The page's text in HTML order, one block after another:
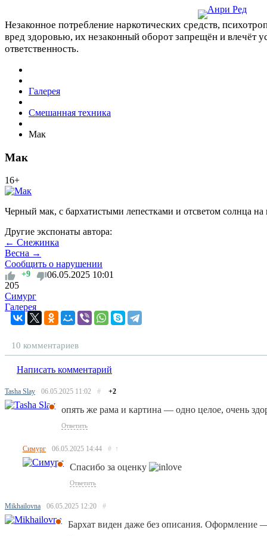
Незаконное потребление наркотических средств,
вред здоровью, их незаконный оборот запрещён и влечёт
ответственность.
Галерея
Смешанная техника
Мак
Мак
16+
Черный мак, с бархатистыми лепестками и отсветом солнца
Другие экспонаты автора:
← Снежинка
Весна →
Сообщить о нарушении
+9 06.05.2025 10:01
205
Симург
Галерея
10 комментариев
Написать комментарий
Tasha Slay 06.05.2025 11:02 # +2
опять же рама и картина — одно целое, очень
Ответить
Симург 06.05.2025 14:44 # ↑
Спасибо за оценку
Ответить
Mikhailovna 06.05.2025 12:20 #
Бархат виден даже без описания. Оформление